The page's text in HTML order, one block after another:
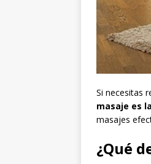
Si necesitas
masaje es
masajes
¿Qué